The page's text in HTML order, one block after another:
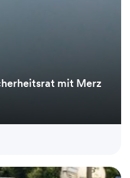
mit Merz